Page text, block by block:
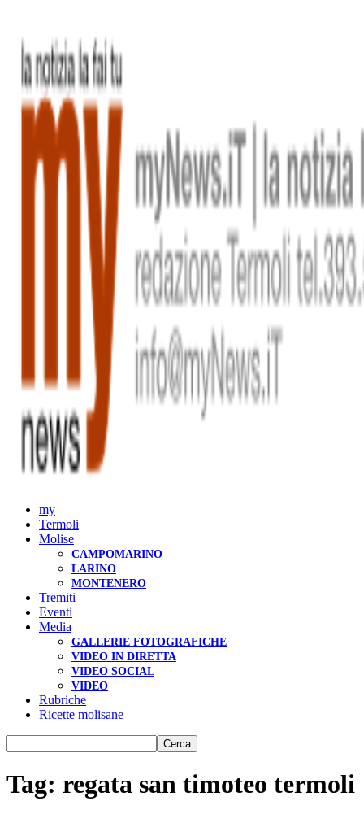
my
Termoli
Molise
CAMPOMARINO
LARINO
MONTENERO
Tremiti
Eventi
Media
GALLERIE FOTOGRAFICHE
VIDEO IN DIRETTA
VIDEO SOCIAL
VIDEO
Rubriche
Ricette molisane
Tag: regata san timoteo termoli